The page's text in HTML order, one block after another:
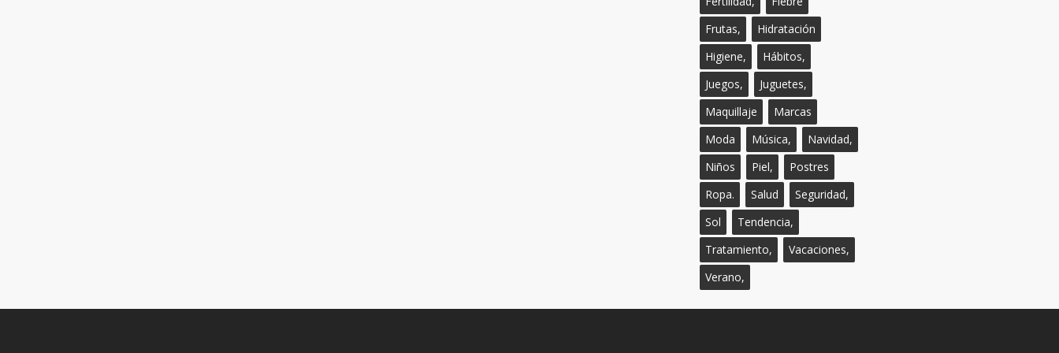
Frutas,
Hidratación
Higiene,
Hábitos,
Juegos,
Juguetes,
Maquillaje
Marcas
Moda
Música,
Navidad,
Niños
Piel,
Postres
Ropa.
Salud
Seguridad,
Sol
Tendencia,
Tratamiento,
Vacaciones,
Verano,